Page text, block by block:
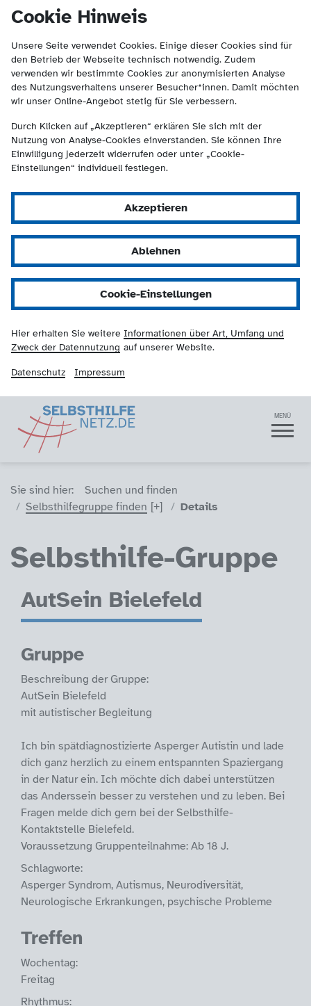
Cookie Hinweis
Unsere Seite verwendet Cookies. Einige dieser Cookies sind für
den Betrieb der Webseite technisch notwendig. Zudem
verwenden wir bestimmte Cookies zur anonymisierten Analyse
des Nutzungsverhaltens unserer Besucher*innen. Damit möchten
wir unser Online-Angebot stetig für Sie verbessern.
Durch Klicken auf „Akzeptieren“ erklären Sie sich mit der
Nutzung von Analyse-Cookies einverstanden. Sie können Ihre
Einwilligung jederzeit widerrufen oder unter „Cookie-
Einstellungen“ individuell festlegen.
Akzeptieren
Ablehnen
Cookie-Einstellungen
Hier erhalten Sie weitere Informationen über Art, Umfang und
Zweck der Datennutzung auf unserer Website.
Datenschutz Impressum
Selbsthilfenetz
springen
(Kontakt und Suche) springen.
Navigation MENÜ
Sie sind hier (Breadcrumb)
Sie sind hier:
Suchen und finden
Selbsthilfegruppe finden
Details
Selbsthilfe-Gruppe
AutSein Bielefeld
Gruppe
Beschreibung der Gruppe:
AutSein Bielefeld
mit autistischer Begleitung
Ich bin spätdiagnostizierte Asperger Autistin und lade
dich ganz herzlich zu einem entspannten Spaziergang
in der Natur ein. Ich möchte dich dabei unterstützen
das Anderssein besser zu verstehen und zu leben. Bei
Fragen melde dich gern bei der Selbsthilfe-
Kontaktstelle Bielefeld.
Voraussetzung Gruppenteilnahme: Ab 18 J.
Schlagworte:
Asperger Syndrom, Autismus, Neurodiversität,
Neurologische Erkrankungen, psychische Probleme
Treffen
Wochentag:
Freitag
Rhythmus: